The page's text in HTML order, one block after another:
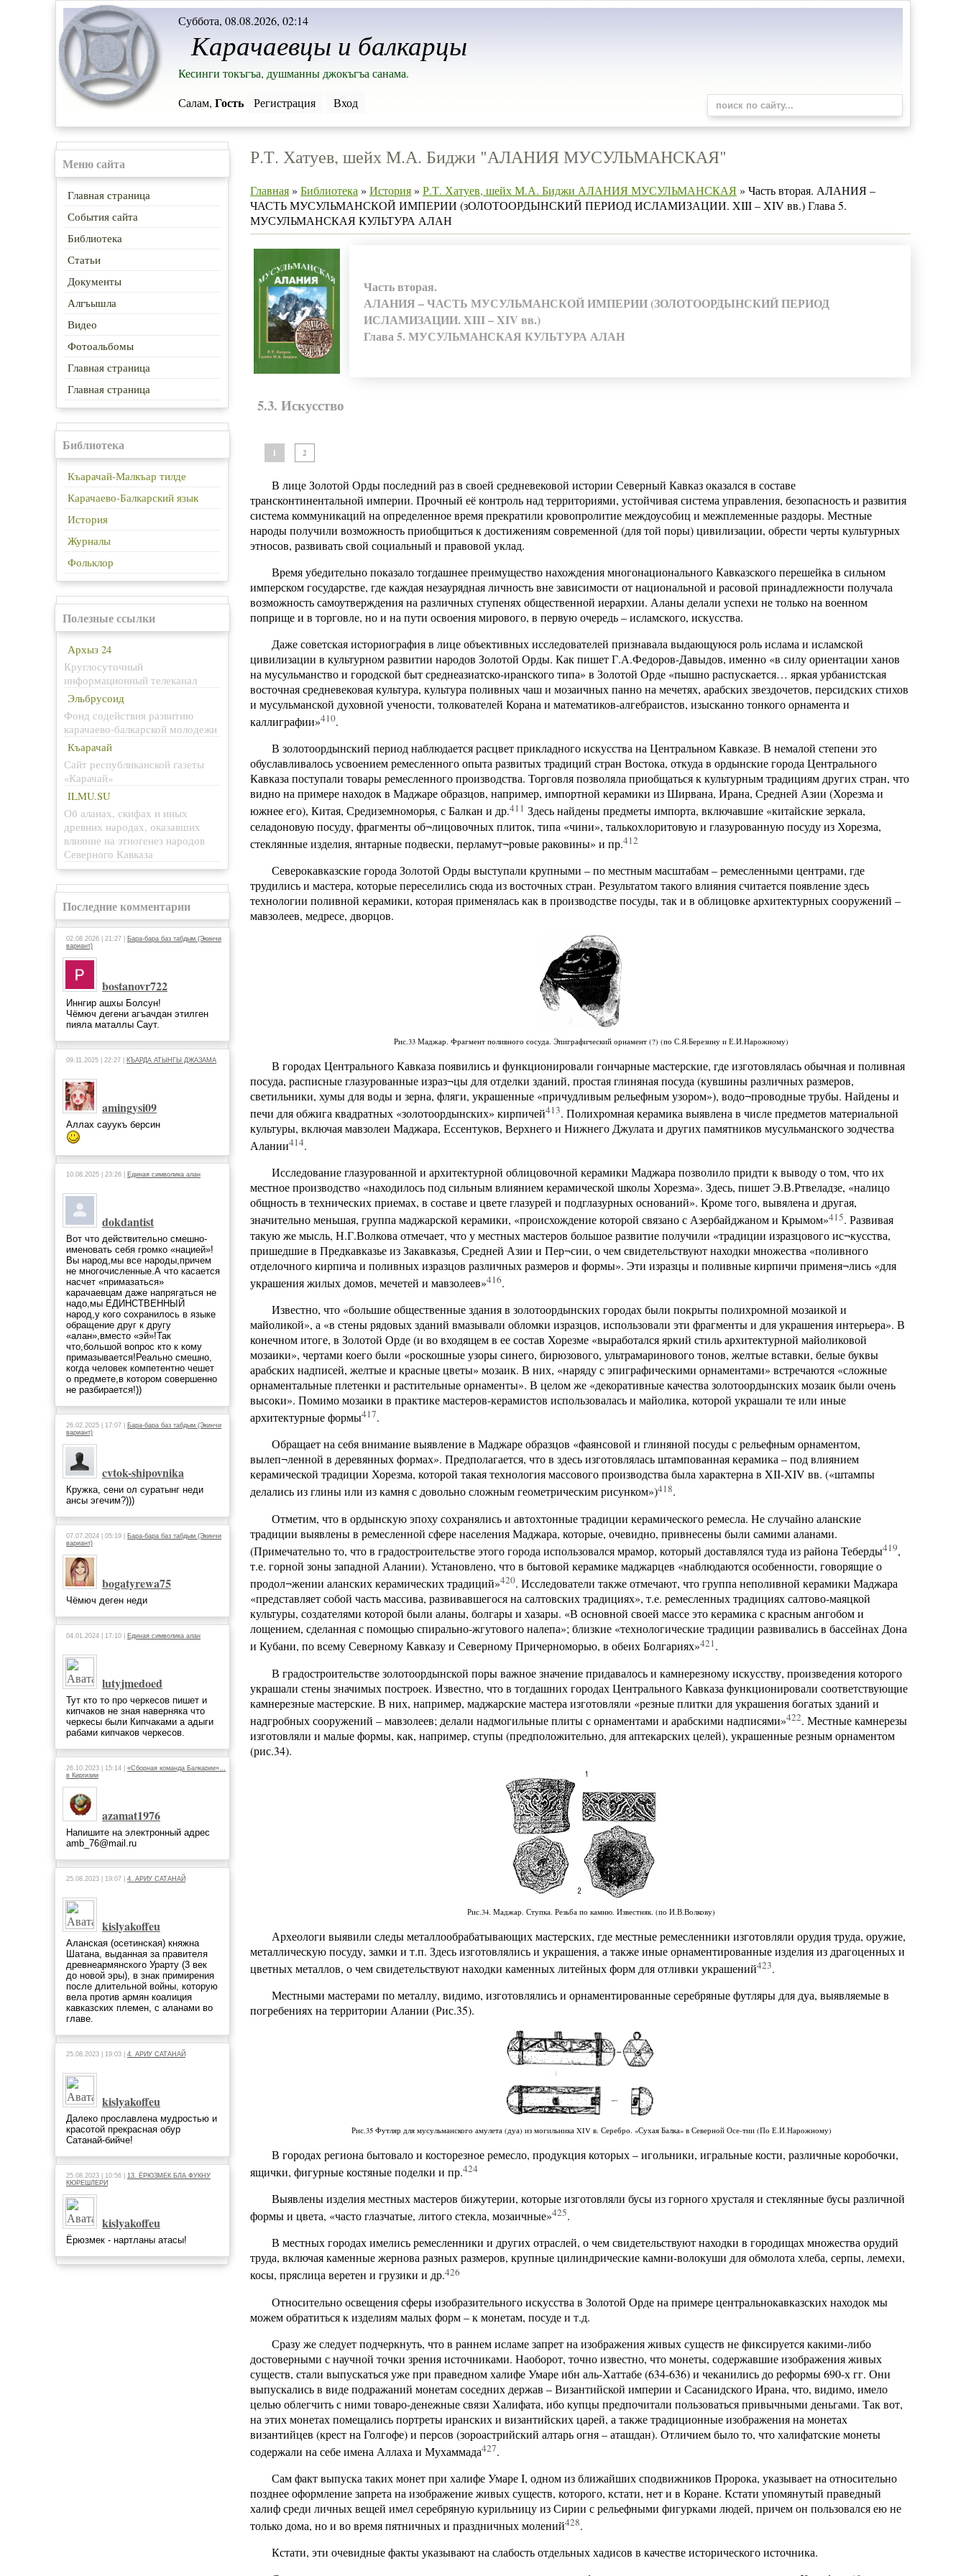
Суббота, 08.08.2026, 02:14
Карачаевцы и балкарцы
Салам, Гость Регистрация Вход
Кесинги токъгъа, душманны джокъгъа санама.
Меню сайта
Главная страница
События сайта
Библиотека
Статьи
Документы
Алгъышла
Видео
Фотоальбомы
Главная страница
Главная страница
Библиотека
Къарачай-Малкъар тилде
Карачаево-Балкарский язык
История
Журналы
Фольклор
Полезные ссылки
Архыз 24
Круглосуточный
информационный телеканал
Эльбрусоид
Фонд содействия развитию
карачаево-балкарской молодежи
Къарачай
Сайт республиканской газеты
«Карачай»
ILMU.SU
Об аланах, скифах и иных
древних народах, оказавших
влияние на этногенез народов
Северного Кавказа
Последние комментарии
02.08.2026 | 21:27 | Бара-бара баз табдым (Экинчи
вариант)
bostanovr722
Иннгир ашхы Болсун!
Чёмюч дегени агъачдан этилген
пияла маталлы Саут.
09.11.2025 | 22:27 | КЪАРДА АТЫНГЫ ДЖАЗАМА
amingysi09
Аллах сауукъ берсин
10.08.2025 | 23:26 | Единая символика алан
dokdantist
Вот что действительно смешно-
именовать себя громко «нацией»!
Вы народ,мы все народы,причем
не многочисленные.А что касается
насчет «примазаться»
карачаевцам даже напрягаться не
надо,мы ЕДИНСТВЕННЫЙ
народ,у кого сохранилось в языке
обращение друг к другу
«алан»,вместо «эй»!Так
что,большой вопрос кто к кому
примазывается!Реально смешно,
когда человек компетентно чешет
о предмете,в котором совершенно
не разбирается!))
26.02.2025 | 17:07 | Бара-бара баз табдым (Экинчи
вариант)
cvtok-shipovnika
Кружка, сени ол суратынг неди
ансы эгечим?)))
07.07.2024 | 05:19 | Бара-бара баз табдым (Экинчи
вариант)
bogatyrewa75
Чёмюч деген неди
04.01.2024 | 17:10 | Единая символика алан
lutyjmedoed
Тут кто то про черкесов пишет и
кипчаков не зная наверняка что
черкесы были Кипчаками а адыги
рабами кипчаков черкесов.
26.10.2023 | 15:14 | «Сборная команда Балкарии»…
в Киргизии
azamat1976
Напишите на электронный адрес
amb_76@mail.ru
25.08.2023 | 19:07 | 4. АРИУ САТАНАЙ
kislyakoffeu
Аланская (осетинская) княжна
Шатана, выданная за правителя
древнеармянского Урарту (3 век
до новой эры), в знак примирения
после длительной войны, которую
вела против армян коалиция
кавказских племен, с аланами во
главе.
25.08.2023 | 19:03 | 4. АРИУ САТАНАЙ
kislyakoffeu
Далеко прославлена мудростью и
красотой прекрасная обур
Сатанай-бийче!
25.08.2023 | 10:56 | 13. ЁРЮЗМЕК БЛА ФУКНУ
КЮРЕШЛЕРИ
kislyakoffeu
Ёрюзмек - нартланы атасы!
Р.Т. Хатуев, шейх М.А. Биджи "АЛАНИЯ МУСУЛЬМАНСКАЯ"
Главная» Библиотека » История» Р.Т. Хатуев, шейх М.А. Биджи АЛАНИЯ МУСУЛЬМАНСКАЯ» Часть вторая. АЛАНИЯ –
ЧАСТЬ МУСУЛЬМАНСКОЙ ИМПЕРИИ (зОЛОТООРДЫНСКИЙ ПЕРИОД ИСЛАМИЗАЦИИ. XIII – XIV вв.) Глава 5.
МУСУЛЬМАНСКАЯ КУЛЬТУРА АЛАН
Часть вторая.
АЛАНИЯ – ЧАСТЬ МУСУЛЬМАНСКОЙ ИМПЕРИИ (ЗОЛОТООРДЫНСКИЙ ПЕРИОД
ИСЛАМИЗАЦИИ. XIII – XIV вв.)
Глава 5. МУСУЛЬМАНСКАЯ КУЛЬТУРА АЛАН
5.3. Искусство
1 2
В лице Золотой Орды последний раз в своей средневековой истории Северный Кавказ оказался в составе
трансконтинентальной империи. Прочный её контроль над территориями, устойчивая система управления, безопасность и развития
система коммуникаций на определенное время прекратили кровопролитие междоусобиц и межплеменные раздоры. Местные
народы получили возможность приобщиться к достижениям современной (для той поры) цивилизации, обрести черты культурных
этносов, развивать свой социальный и правовой уклад.
Время убедительно показало тогдашнее преимущество нахождения многонационального Кавказского перешейка в сильном
имперском государстве, где каждая незаурядная личность вне зависимости от национальной и расовой принадлежности получала
возможность самоутверждения на различных ступенях общественной иерархии. Аланы делали успехи не только на военном
поприще и в торговле, но и на пути освоения мирового, в первую очередь – исламского, искусства.
Даже советская историография в лице объективных исследователей признавала выдающуюся роль ислама и исламской
цивилизации в культурном развитии народов Золотой Орды. Как пишет Г.А.Федоров-Давыдов, именно «в силу ориентации ханов
на мусульманство и городской быт среднеазиатско-иранского типа» в Золотой Орде «пышно распускается… яркая урбанистская
восточная средневековая культура, культура поливных чаш и мозаичных панно на мечетях, арабских звездочетов, персидских стихов
и мусульманской духовной учености, толкователей Корана и математиков-алгебраистов, изысканно тонкого орнамента и
каллиграфии»410.
В золотоордынский период наблюдается расцвет прикладного искусства на Центральном Кавказе. В немалой степени это
обуславливалось усвоением ремесленного опыта развитых традиций стран Востока, откуда в ордынские города Центрального
Кавказа поступали товары ремесленного производства. Торговля позволяла приобщаться к культурным традициям других стран, что
видно на примере находок в Маджаре образцов, например, импортной керамики из Ширвана, Ирана, Средней Азии (Хорезма и
южнее его), Китая, Средиземноморья, с Балкан и др.411 Здесь найдены предметы импорта, включавшие «китайские зеркала,
селадоновую посуду, фрагменты об¬лицовочных плиток, типа «чини», талькохлоритовую и глазурованную посуду из Хорезма,
стеклянные изделия, янтарные подвески, перламут¬ровые раковины» и пр.412
Северокавказские города Золотой Орды выступали крупными – по местным масштабам – ремесленными центрами, где
трудились и мастера, которые переселились сюда из восточных стран. Результатом такого влияния считается появление здесь
технологии поливной керамики, которая применялась как в производстве посуды, так и в облицовке архитектурных сооружений –
мавзолеев, медресе, дворцов.
Рис.33 Маджар. Фрагмент поливного сосуда. Эпиграфический орнамент (?) (по С.Я.Березину и Е.И.Нарожному)
В городах Центрального Кавказа появились и функционировали гончарные мастерские, где изготовлялась обычная и поливная
посуда, расписные глазурованные израз¬цы для отделки зданий, простая глиняная посуда (кувшины различных размеров,
светильники, хумы для воды и зерна, фляги, украшенные «причудливым рельефным узором»), водо¬проводные трубы. Найдены и
печи для обжига квадратных «золотоордынских» кирпичей413. Полихромная керамика выявлена в числе предметов материальной
культуры, включая мавзолеи Маджара, Ессентуков, Верхнего и Нижнего Джулата и других памятников мусульманского зодчества
Алании414.
Исследование глазурованной и архитектурной облицовочной керамики Маджара позволило придти к выводу о том, что их
местное производство «находилось под сильным влиянием керамической школы Хорезма». Здесь, пишет Э.В.Ртвеладзе, «налицо
общность в технических приемах, в составе и цвете глазурей и подглазурных оснований». Кроме того, вывялена и другая,
значительно меньшая, группа маджарской керамики, «происхождение которой связано с Азербайджаном и Крымом»415. Развивая
такую же мысль, Н.Г.Волкова отмечает, что у местных мастеров большое развитие получили «традиции изразцового ис¬кусства,
пришедшие в Предкавказье из Закавказья, Средней Азии и Пер¬сии, о чем свидетельствуют находки множества «поливного
отделочного кирпича и поливных изразцов различных размеров и формы». Эти изразцы и поливные кирпичи применя¬лись «для
украшения жилых домов, мечетей и мавзолеев»416.
Известно, что «большие общественные здания в золотоордынских городах были покрыты полихромной мозаикой и
майоликой», а «в стены рядовых зданий вмазывали обломки изразцов, использовали эти фрагменты и для украшения интерьера». В
конечном итоге, в Золотой Орде (и во входящем в ее состав Хорезме «выработался яркий стиль архитектурной майоликовой
мозаики», чертами коего были «роскошные узоры синего, бирюзового, ультрамаринового тонов, желтые вставки, белые буквы
арабских надписей, желтые и красные цветы» мозаик. В них, «наряду с эпиграфическими орнаментами» встречаются «сложные
орнаментальные плетенки и растительные орнаменты». В целом же «декоративные качества золотоордынских мозаик были очень
высоки». Помимо мозаики в практике мастеров-керамистов использовалась и майолика, которой украшали те или иные
архитектурные формы417.
Обращает на себя внимание выявление в Маджаре образцов «фаянсовой и глиняной посуды с рельефным орнаментом,
вылеп¬ленной в деревянных формах». Предполагается, что в здесь изготовлялась штампованная керамика – под влиянием
керамической традиции Хорезма, которой такая технология массового производства была характерна в XII-XIV вв. («штампы
делались из глины или из камня с довольно сложным геометрическим рисунком»)418.
Отметим, что в ордынскую эпоху сохранялись и автохтонные традиции керамического ремесла. Не случайно аланские
традиции выявлены в ремесленной сфере населения Маджара, которые, очевидно, привнесены были самими аланами.
(Примечательно то, что в градостроительстве этого города использовался мрамор, который доставлялся туда из района Теберды419,
т.е. горной зоны западной Алании). Установлено, что в бытовой керамике маджарцев «наблюдаются особенности, говорящие о
продол¬жении аланских керамических традиций»420. Исследователи также отмечают, что группа неполивной керамики Маджара
«представляет собой часть массива, развивавшегося на салтовских традициях», т.е. ремесленных традициях салтово-маяцкой
культуры, создателями которой были аланы, болгары и хазары. «В основной своей массе это керамика с красным ангобом и
лощением, сделанная с помощью спирально-жгутового налепа»; близкие «технологические традиции развивались в бассейнах Дона
и Кубани, по всему Северному Кавказу и Северному Причерноморью, в обеих Болгариях»421 .
В градостроительстве золотоордынской поры важное значение придавалось и камнерезному искусству, произведения которого
украшали стены значимых построек. Известно, что в тогдашних городах Центрального Кавказа функционировали соответствующие
камнерезные мастерские. В них, например, маджарские мастера изготовляли «резные плитки для украшения богатых зданий и
надгробных сооружений – мавзолеев; делали надмогильные плиты с орнаментами и арабскими надписями»422. Местные камнерезы
изготовляли и малые формы, как, например, ступы (предположительно, для аптекарских целей), украшенные резным орнаментом
(рис.34).
Рис.34. Маджар. Ступка. Резьба по камню. Известняк. (по И.В.Волкову)
Археологи выявили следы металлообрабатывающих мастерских, где местные ремесленники изготовляли орудия труда, оружие,
металлическую посуду, замки и т.п. Здесь изготовлялись и украшения, а также иные орнаментированные изделия из драгоценных и
цветных металлов, о чем свидетельствуют находки каменных литейных форм для отливки украшений423.
Местными мастерами по металлу, видимо, изготовлялись и орнаментированные серебряные футляры для дуа, выявляемые в
погребениях на территории Алании (Рис.35).
Рис.35 Футляр для мусульманского амулета (дуа) из могильника XIV в. Серебро. «Сухая Балка» в Северной Осе-тии (По Е.И.Нарожному)
В городах региона бытовало и косторезное ремесло, продукция которых – игольники, игральные кости, различные коробочки,
ящички, фигурные костяные поделки и пр.424
Выявлены изделия местных мастеров бижутерии, которые изготовляли бусы из горного хрусталя и стеклянные бусы различной
формы и цвета, «часто глазчатые, литого стекла, мозаичные»425.
В местных городах имелись ремесленники и других отраслей, о чем свидетельствуют находки в городищах множества орудий
труда, включая каменные жернова разных размеров, крупные цилиндрические камни-волокуши для обмолота хлеба, серпы, лемехи,
косы, пряслица веретен и грузики и др.426
Относительно освещения сферы изобразительного искусства в Золотой Орде на примере центральнокавказских находок мы
можем обратиться к изделиям малых форм – к монетам, посуде и т.д.
Сразу же следует подчеркнуть, что в раннем исламе запрет на изображения живых существ не фиксируется какими-либо
достоверными с научной точки зрения источниками. Наоборот, точно известно, что монеты, содержавшие изображения живых
существ, стали выпускаться уже при праведном халифе Умаре ибн аль-Хаттабе (634-636) и чеканились до реформы 690-х гг. Они
выпускались в виде подражаний монетам соседних держав – Византийской империи и Сасанидского Ирана, что, видимо, имело
целью облегчить с ними товаро-денежные связи Халифата, ибо купцы предпочитали пользоваться привычными деньгами. Так вот,
на этих монетах помещались портреты иранских и византийских царей, а также традиционные изображения на монетах
византийцев (крест на Голгофе) и персов (зороастрийский алтарь огня – аташдан). Отличием было то, что халифатские монеты
содержали на себе имена Аллаха и Мухаммада427.
Сам факт выпуска таких монет при халифе Умаре I, одном из ближайших сподвижников Пророка, указывает на относительно
позднее оформление запрета на изображение живых существ, которого, кстати, нет и в Коране. Кстати упомянутый праведный
халиф среди личных вещей имел серебряную курильницу из Сирии с рельефными фигурками людей, причем он пользовался ею не
только дома, но и во время пятничных и праздничных молений428.
Кстати, эти очевидные факты указывают на слабость отдельных хадисов в качестве исторического источника.